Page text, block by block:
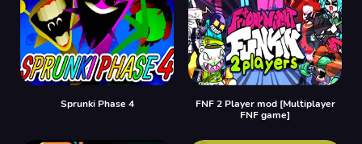
Sprunki Phase 4
FNF 2 Player mod [Multiplayer
FNF game]